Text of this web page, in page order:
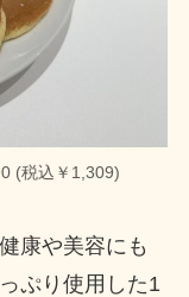
(税込￥1,309)
康や美容にも
ぷり使用した1